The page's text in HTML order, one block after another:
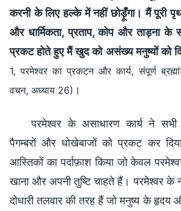
करनी के लिए हल्के में नहीं छोड़ूँगा। मैं पूरी
और धार्मिकता, प्रताप, कोप और ताड़ना
प्रकट होते हुए मैं खुद को असंख्य मनुष्यों को
1, परमेश्वर का प्रकटन और कार्य, संपूर्ण
वचन, अध्याय 26) ।
परमेश्वर के असाधारण कार्य ने
पैगम्बरों और धोखेबाजों को प्रकट कर
आस्तिकों का पर्दाफ़ाश किया जो केवल
खाना और अपनी तुष्टि चाहते हैं। परमेश्वर के
दोधारी तलवार की तरह हैं जो मनुष्य के हृदय